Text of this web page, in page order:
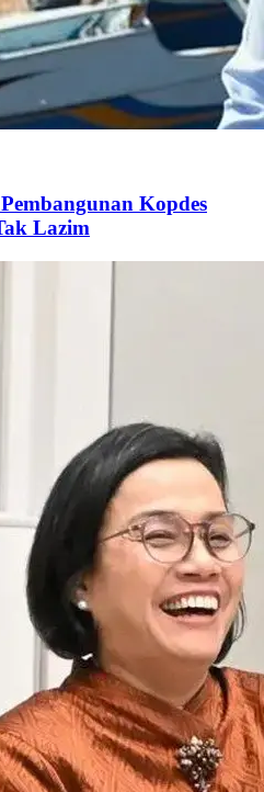
Kopdes
Lazim